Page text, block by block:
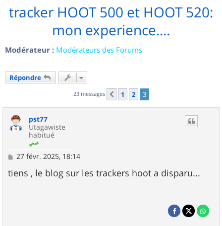
tracker HOOT 500 et HOOT 520:
mon experience....
Modérateur : Modérateurs des Forums
Répondre
23 messages Précédent
1 2 3
pst77
Utagawiste
habitué
M
s
s
27 févr. 2025, 18:14
tiens , le blog sur les trackers hoot a disparu...